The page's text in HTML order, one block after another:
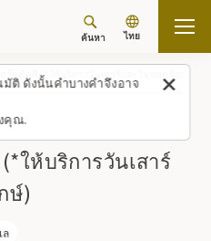
ติ ดังนั้นคำบางคำจึงอาจ
คุณ.
ค้นหา ไทย
คุโคทัตสึ (*ให้บริการวันเสาร์และวันหยุดนักขัตฤก
ให้บริการวันเสาร์
ษ์)
ล